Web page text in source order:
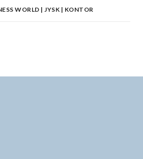
WORLD | JYSK | KONTOR